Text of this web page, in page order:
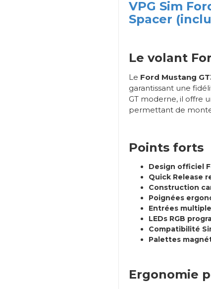
VPG Sim
Spacer
Le volant
Le Ford Mustang
garantissant une
GT moderne, il offre
permettant de
Points forts
Design officiel
Quick Release
Construction
Poignées
Entrées
LEDs RGB
Compatibilité
Palettes
Ergonomie